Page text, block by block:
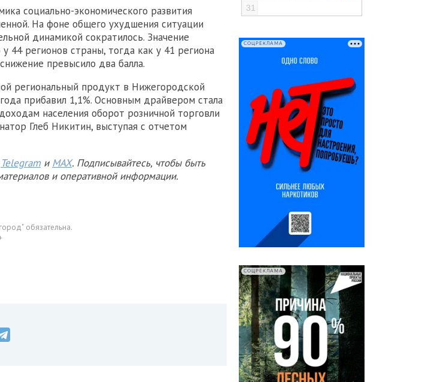
социально-экономического развития
На фоне общего ухудшения ситуации
динамикой сократилось. Значение
44 регионов страны, тогда как у 41 региона
превысило два балла.
региональный продукт в Нижегородской
прибавил 1,1%. Основным драйвером стала
населения оборот розничной торговли
Глеб Никитин, выступая с отчетом
Telegram и MAX. Подписывайтесь, чтобы быть
и оперативной информации.
обязательна.
31
СОЦРЕКЛАМА
СОЦРЕКЛАМА